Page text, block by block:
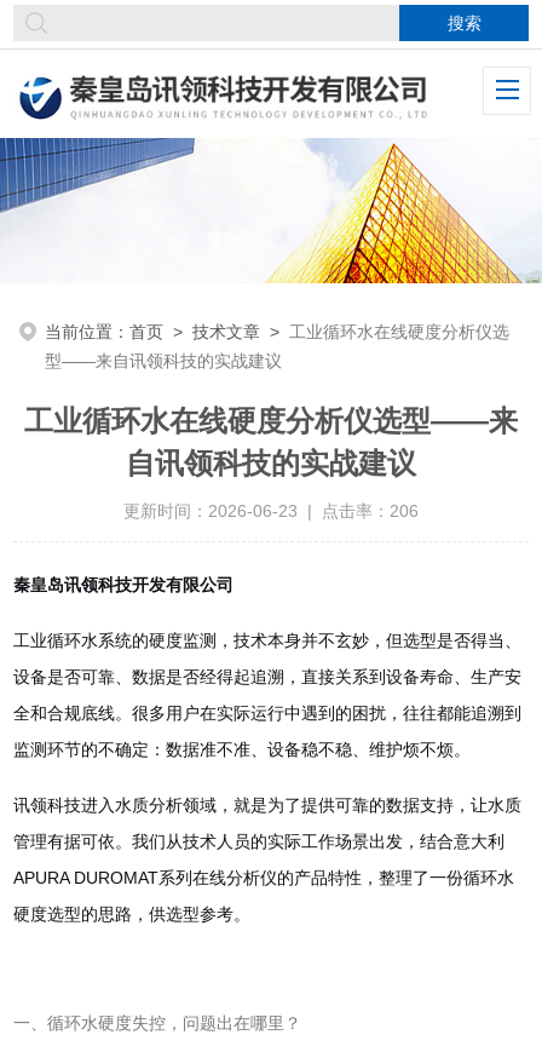
当前位置：首页 >技术文章 > 工业循环水在线硬度分析仪选
型——来自讯领科技的实战建议
工业循环水在线硬度分析仪选型——来
自讯领科技的实战建议
更新时间：2026-06-23 | 点击率：206
秦皇岛讯领科技开发有限公司
工业循环水系统的硬度监测，技术本身并不玄妙，但选型是否得当、
设备是否可靠、数据是否经得起追溯，直接关系到设备寿命、生产安
全和合规底线。很多用户在实际运行中遇到的困扰，往往都能追溯到
监测环节的不确定：数据准不准、设备稳不稳、维护烦不烦。
讯领科技进入水质分析领域，就是为了提供可靠的数据支持，让水质
管理有据可依。我们从技术人员的实际工作场景出发，结合意大利
APURA DUROMAT系列在线分析仪的产品特性，整理了一份循环水
硬度选型的思路，供选型参考。
一、循环水硬度失控，问题出在哪里？